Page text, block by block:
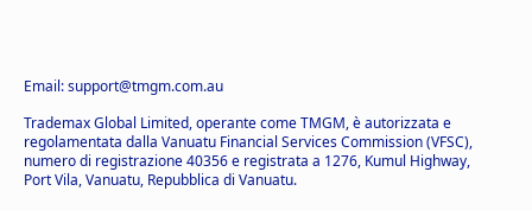
Email: support@tmgm.com.au
Trademax Global Limited, operante come TMGM, è autorizzata e
regolamentata dalla Vanuatu Financial Services Commission (VFSC),
numero di registrazione 40356 e registrata a 1276, Kumul Highway,
Port Vila, Vanuatu, Repubblica di Vanuatu.